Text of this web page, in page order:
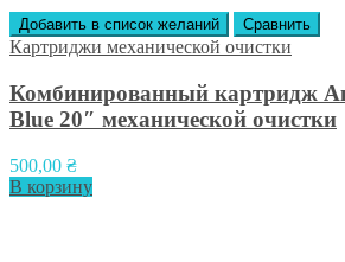
Добавить в список желаний Сравнить
Картриджи механической очистки
Комбинированный картридж
Blue 20″ механической очистки
500,00 ₴
В корзину